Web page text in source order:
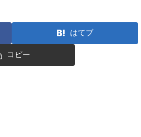
はてブ
コピー